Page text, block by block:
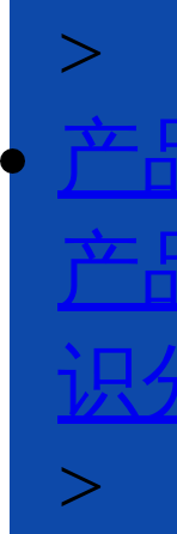
>
产
产
识
>